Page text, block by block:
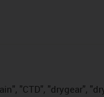
"CTD", "drygear",